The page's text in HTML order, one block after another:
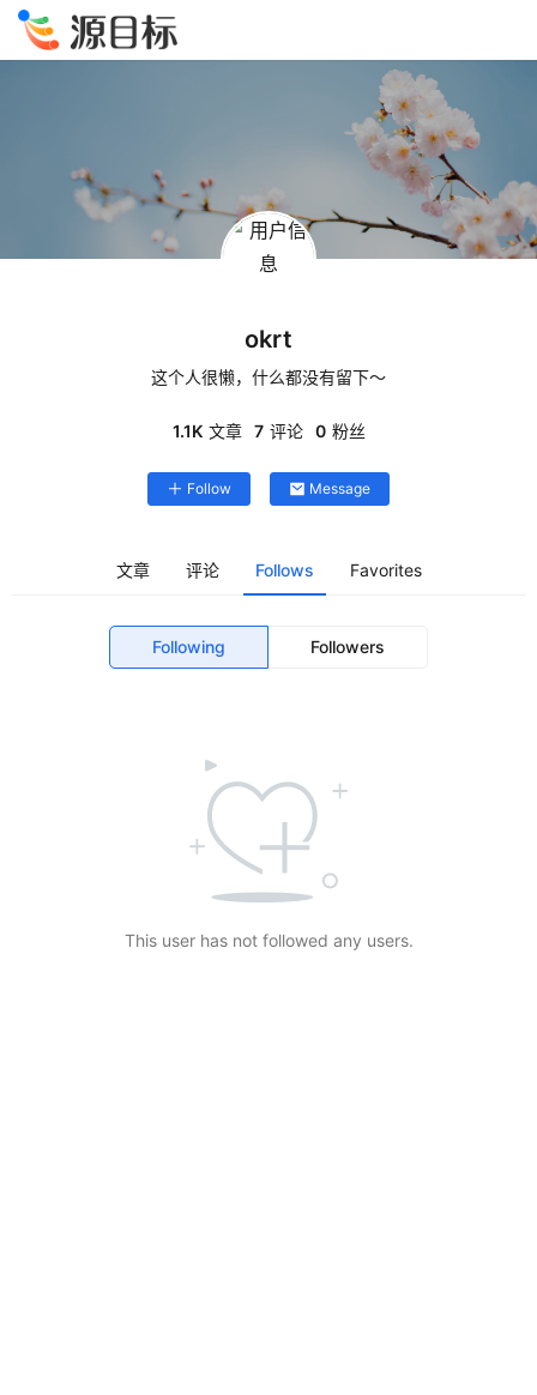
okrt
这个人很懒，什么都没有留下～
1.1K 文章 7 评论 0 粉丝
Follow Message
文章 评论 Follows Favorites
Following Followers
This user has not followed any users.